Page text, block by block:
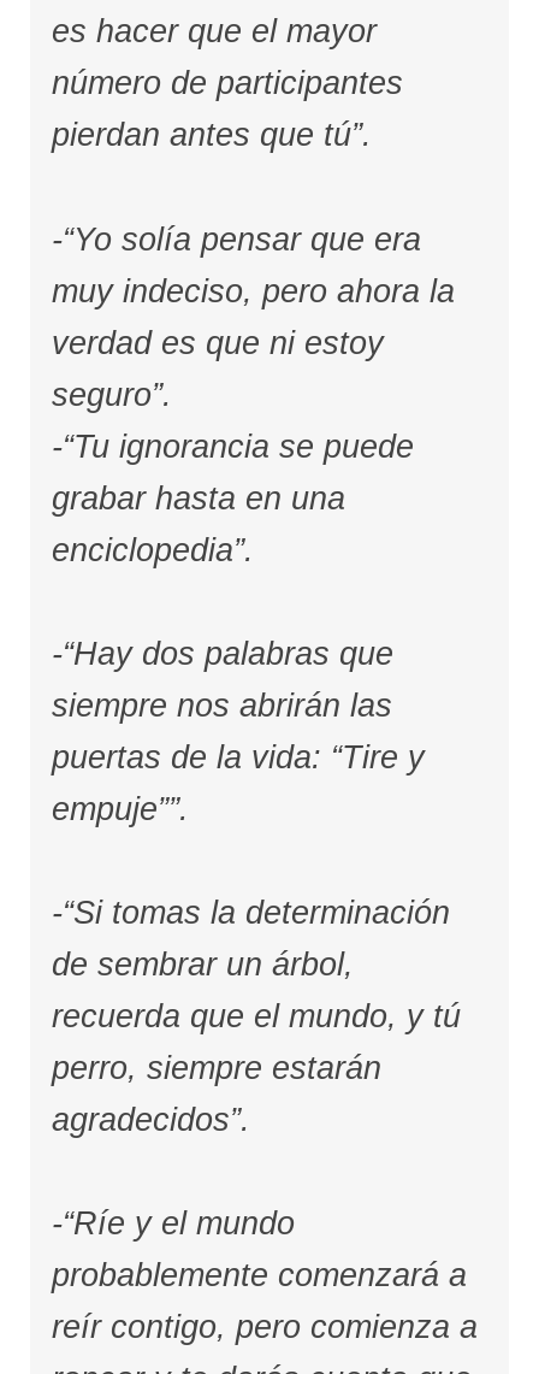
es hacer que el mayor
número de participantes
pierdan antes que tú”.
-“Yo solía pensar que era
muy indeciso, pero ahora la
verdad es que ni estoy
seguro”.
-“Tu ignorancia se puede
grabar hasta en una
enciclopedia”.
-“Hay dos palabras que
siempre nos abrirán las
puertas de la vida: “Tire y
empuje””.
-“Si tomas la determinación
de sembrar un árbol,
recuerda que el mundo, y tú
perro, siempre estarán
agradecidos”.
-“Ríe y el mundo
probablemente comenzará a
reír contigo, pero comienza a